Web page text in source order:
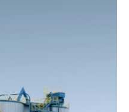
сбросов